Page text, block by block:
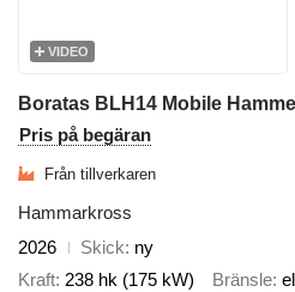
VIDEO
Boratas BLH14 Mobile
Pris på begäran
Från tillverkaren
Hammarkross
2026
Skick ny
Kraft 238 hk (175 kW) Bränsle